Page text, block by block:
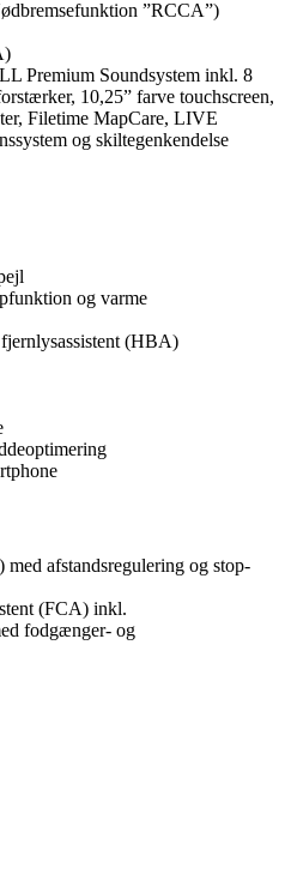
”RCCA”)
Premium Soundsystem inkl. 8
10,25” farve touchscreen,
Filetime MapCare, LIVE
og skiltegenkendelse
og varme
(HBA)
afstandsregulering og stop-
(FCA) inkl.
fodgænger- og